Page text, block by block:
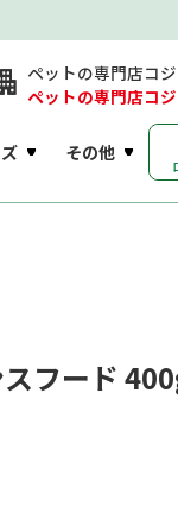
ペットの専門店コ
ペットの専門店コ
その他
フード